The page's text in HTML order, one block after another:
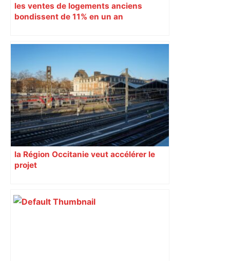
les ventes de logements anciens
bondissent de 11% en un an
la Région Occitanie veut accélérer le
projet